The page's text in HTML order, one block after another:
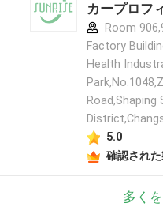
カープロフ
Room
Factory
Health
Road,Shaping
5.0
確認され
多く